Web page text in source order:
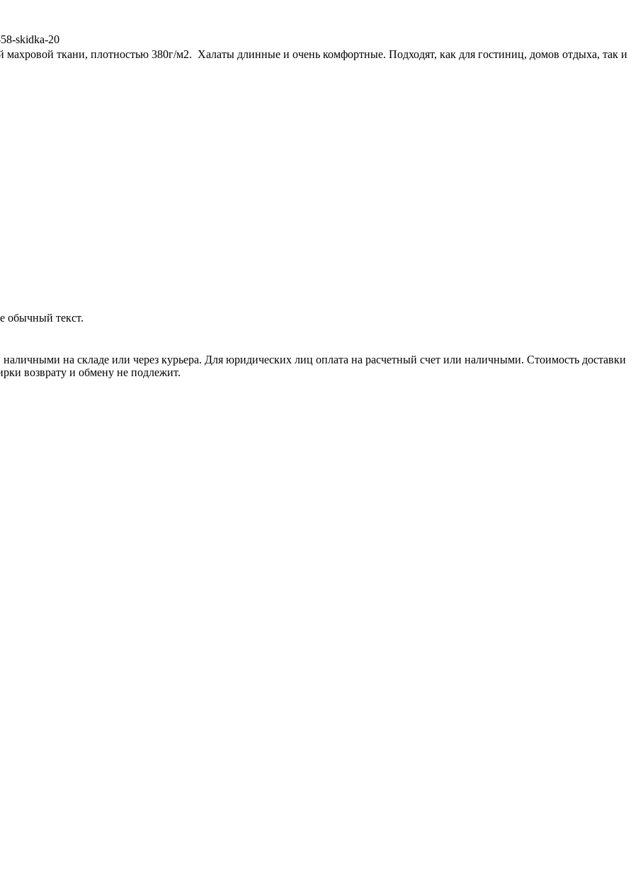
skidka-20
ткани, плотностью 380г/м2. Халаты длинные и очень комфортные. Подходят, как для гостиниц, домов отдыха, так и
обычный текст.
на складе или через курьера. Для юридических лиц оплата на расчетный счет или наличными. Стоимость доставки
возврату и обмену не подлежит.